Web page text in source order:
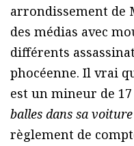
arrondissement de
des médias avec
différents
phocéenne. Il vrai
est un mineur de 17
balles dans sa voiture
règlement de